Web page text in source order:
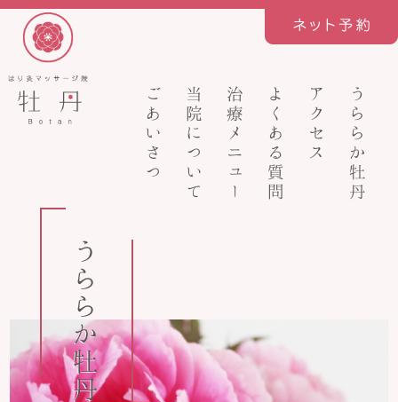
ごあいさつ 当院について 治療メニュー よくある質問 アクセス うららか牡丹
うららか牡丹